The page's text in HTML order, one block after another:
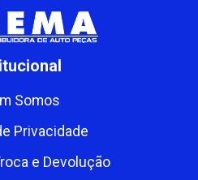
Somos
Privacidade
e Devolução